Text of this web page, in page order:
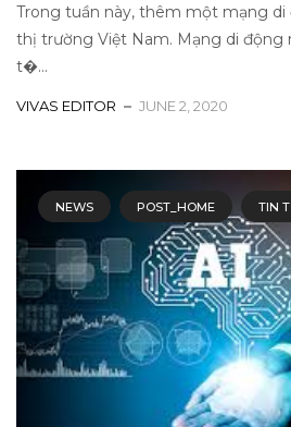
Trong tuần này, thêm một mạng di
thị trường Việt Nam. Mạng di động
t�...
VIVAS EDITOR JUNE 2, 2020
NEWS POST_HOME TIN